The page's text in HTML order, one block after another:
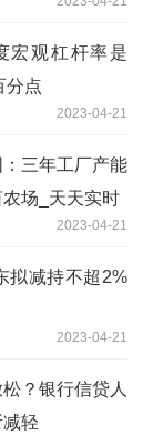
宏观杠杆率是
分点
2023-04-21
三年工厂产能
场_天天实时
2023-04-21
拟减持不超2%
2023-04-21
？银行信贷人
轻